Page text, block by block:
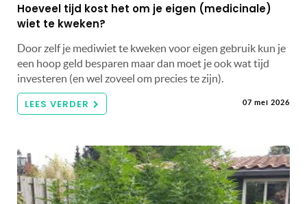
Hoeveel tijd kost het om je eigen (medicinale)
wiet te kweken?
Door zelf je mediwiet te kweken voor eigen gebruik kun je
een hoop geld besparen maar dan moet je ook wat tijd
investeren (en wel zoveel om precies te zijn).
LEES VERDER 07 mei 2026